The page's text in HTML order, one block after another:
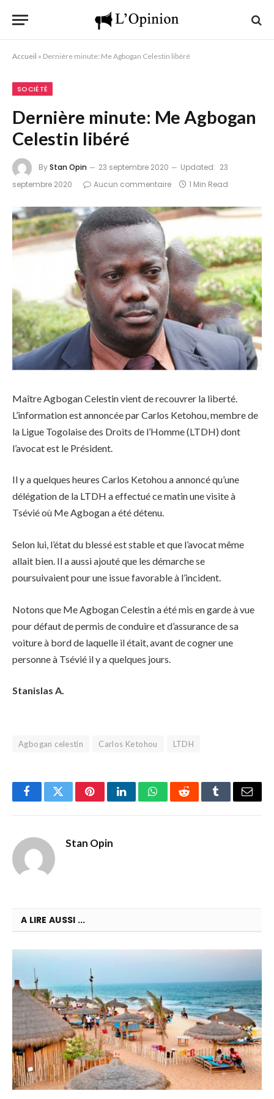
Accueil » Dernière minute: Me Agbogan Celestin libéré
SOCIÉTÉ
Dernière minute: Me Agbogan
Celestin libéré
ByStan Opin 23 septembre 2020 Updated: 23
septembre 2020
Aucun commentaire 1 Min Read
Maître Agbogan Celestin vient de recouvrer la liberté.
L’information est annoncée par Carlos Ketohou, membre de
la Ligue Togolaise des Droits de l’Homme (LTDH) dont
l’avocat est le Président.
Il y a quelques heures Carlos Ketohou a annoncé qu’une
délégation de la LTDH a effectué ce matin une visite à
Tsévié où Me Agbogan a été détenu.
Selon lui, l’état du blessé est stable et que l’avocat même
allait bien. Il a aussi ajouté que les démarche se
poursuivaient pour une issue favorable à l’incident.
Notons que Me Agbogan Celestin a été mis en garde à vue
pour défaut de permis de conduire et d’assurance de sa
voiture à bord de laquelle il était, avant de cogner une
personne à Tsévié il y a quelques jours.
Stanislas A.
Agbogan celestin Carlos Ketohou LTDH
FacebookTwitterPinterestLinkedInWhatsAppRedditTumblrEmail
Stan Opin
A LIRE AUSSI ...